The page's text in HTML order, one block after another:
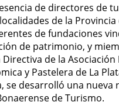
de directores de
de la Provincia
de fundaciones
de patrimonio, y
Directiva de la Asociación
y Pastelera de La
se desarrolló una nueva
de Turismo.